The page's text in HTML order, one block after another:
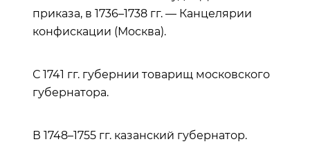
приказа, в 1736–1738 гг. — Канцелярии
конфискации (Москва).
С 1741 гг. губернии товарищ московского
губернатора.
В 1748–1755 гг. казанский губернатор.